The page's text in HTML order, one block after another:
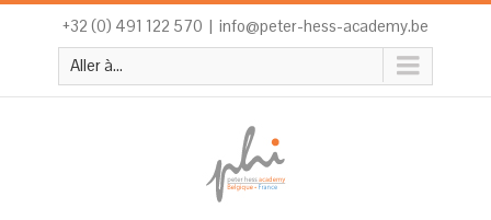
+32 (0) 491 122 570 | info@peter-hess-academy.be
Aller à...